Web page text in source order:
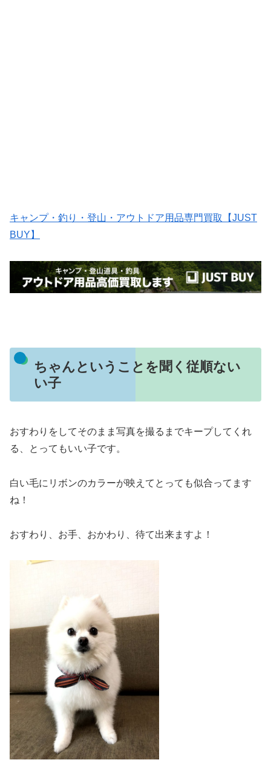
キャンプ・釣り・登山・アウトドア用品専門買取【JUST
BUY】
ちゃんということを聞く従順ない
い子
おすわりをしてそのまま写真を撮るまでキープしてくれ
る、とってもいい子です。
白い毛にリボンのカラーが映えてとっても似合ってます
ね！
おすわり、お手、おかわり、待て出来ますよ！